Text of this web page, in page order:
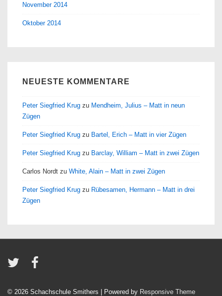
November 2014
Oktober 2014
NEUESTE KOMMENTARE
Peter Siegfried Krug zu Mendheim, Julius – Matt in neun
Zügen
Peter Siegfried Krug zu Bartel, Erich – Matt in vier Zügen
Peter Siegfried Krug zu Barclay, William – Matt in zwei Zügen
Carlos Nordt zu White, Alain – Matt in zwei Zügen
Peter Siegfried Krug zu Rübesamen, Hermann – Matt in drei
Zügen
© 2026 Schachschule Smithers | Powered by Responsive Theme